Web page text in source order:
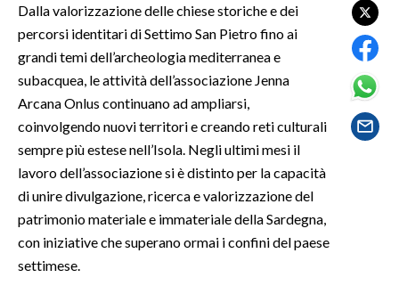
EVENTI
#CARAUNIONE
Dalla valorizzazione delle chiese storiche e dei
percorsi identitari di Settimo San Pietro fino ai
grandi temi dell’archeologia mediterranea e
subacquea, le attività dell’associazione Jenna
Arcana Onlus continuano ad ampliarsi,
coinvolgendo nuovi territori e creando reti culturali
sempre più estese nell’Isola. Negli ultimi mesi il
lavoro dell’associazione si è distinto per la capacità
di unire divulgazione, ricerca e valorizzazione del
patrimonio materiale e immateriale della Sardegna,
con iniziative che superano ormai i confini del paese
settimese.